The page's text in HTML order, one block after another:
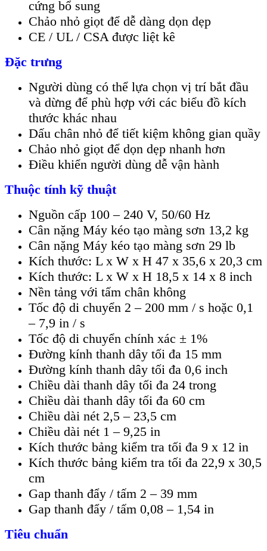
cứng bổ sung
Chảo nhỏ giọt để dễ dàng dọn dẹp
CE / UL / CSA được liệt kê
Đặc trưng
Người dùng có thể lựa chọn vị trí bắt đầu
và dừng để phù hợp với các biểu đồ kích
thước khác nhau
Dấu chân nhỏ để tiết kiệm không gian quầy
Chảo nhỏ giọt để dọn dẹp nhanh hơn
Điều khiển người dùng dễ vận hành
Thuộc tính kỹ thuật
Nguồn cấp 100 – 240 V, 50/60 Hz
Cân nặng Máy kéo tạo màng sơn 13,2 kg
Cân nặng Máy kéo tạo màng sơn 29 lb
Kích thước: L x W x H 47 x 35,6 x 20,3 cm
Kích thước: L x W x H 18,5 x 14 x 8 inch
Nền tảng với tấm chân không
Tốc độ di chuyển 2 – 200 mm / s hoặc 0,1
– 7,9 in / s
Tốc độ di chuyển chính xác ± 1%
Đường kính thanh dây tối đa 15 mm
Đường kính thanh dây tối đa 0,6 inch
Chiều dài thanh dây tối đa 24 trong
Chiều dài thanh dây tối đa 60 cm
Chiều dài nét 2,5 – 23,5 cm
Chiều dài nét 1 – 9,25 in
Kích thước bảng kiểm tra tối đa 9 x 12 in
Kích thước bảng kiểm tra tối đa 22,9 x 30,5
cm
Gap thanh đẩy / tấm 2 – 39 mm
Gap thanh đẩy / tấm 0,08 – 1,54 in
Tiêu chuẩn